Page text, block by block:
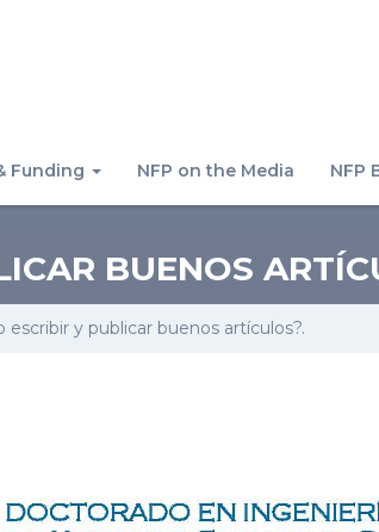
Funding NFP on the Media NFP
BUENOS
escribir y publicar buenos artículos?.